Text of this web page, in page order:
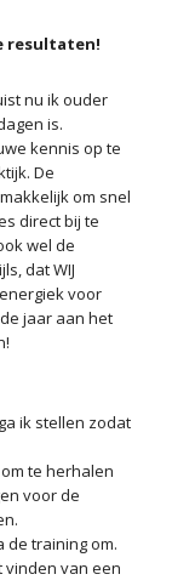
resultaten!
nu ik ouder
is.
kennis op te
De
om snel
direct bij te
wel de
dat WIJ
voor
jaar aan het
ik stellen zodat
te herhalen
voor de
de training om.
vinden van een